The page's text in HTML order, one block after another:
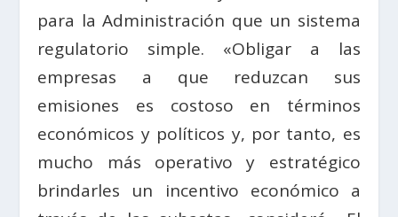
para la Administración que un sistema
regulatorio simple. «Obligar a las
empresas a que reduzcan sus
emisiones es costoso en términos
económicos y políticos y, por tanto, es
mucho más operativo y estratégico
brindarles un incentivo económico a